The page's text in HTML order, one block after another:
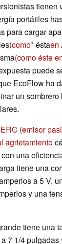
tienen
portátiles
para cargar
(como éstaen
(como éste
puede
EcoFlow ha
un
(emisor
agrietamiento
una
tiene una
a 5 V,
y una
tiene una
7 1/4 pulgadas